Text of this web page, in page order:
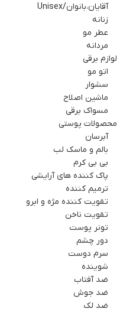
آقایان،بانوان/Unisex
زنانه
عطر مو
مردانه
لوازم برقي
اتو مو
سشوار
ماشین اصلاح
مسواک برقی
محصولات پوستی
آبرسان
بالم و ماسک لب
بی بی کرم
پاک کننده های آرایشی
ترمیم کننده
تقویت کننده مژه و ابرو
تقویت ناخن
تونر پوست
دور چشم
سرم دوست
شوینده
ضد آفتاب
ضد جوش
ضد لک